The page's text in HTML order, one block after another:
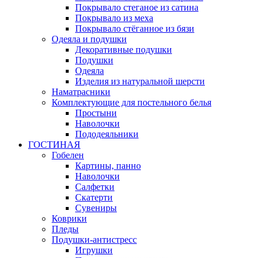
Покрывало стеганое из сатина
Покрывало из меха
Покрывало стёганное из бязи
Одеяла и подушки
Декоративные подушки
Подушки
Одеяла
Изделия из натуральной шерсти
Наматраcники
Комплектующие для постельного белья
Простыни
Наволочки
Пододеяльники
ГОСТИНАЯ
Гобелен
Картины, панно
Наволочки
Салфетки
Скатерти
Сувениры
Коврики
Пледы
Подушки-антистресс
Игрушки